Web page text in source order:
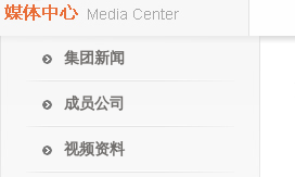
集团新闻
成员公司
视频资料